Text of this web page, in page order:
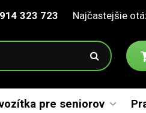
323 723 Najčastejšie
pre seniorov